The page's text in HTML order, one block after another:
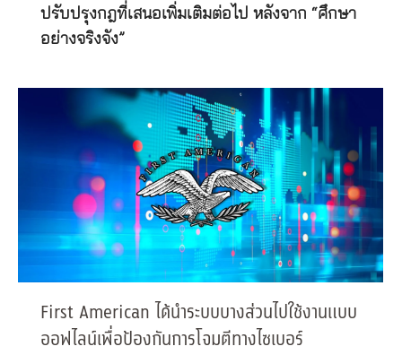
ปรับปรุงกฎที่เสนอเพิ่มเติมต่อไป หลังจาก “ศึกษา
อย่างจริงจัง”
First American ได้นำระบบบางส่วนไปใช้งานแบบ
ออฟไลน์เพื่อป้องกันการโจมตีทางไซเบอร์